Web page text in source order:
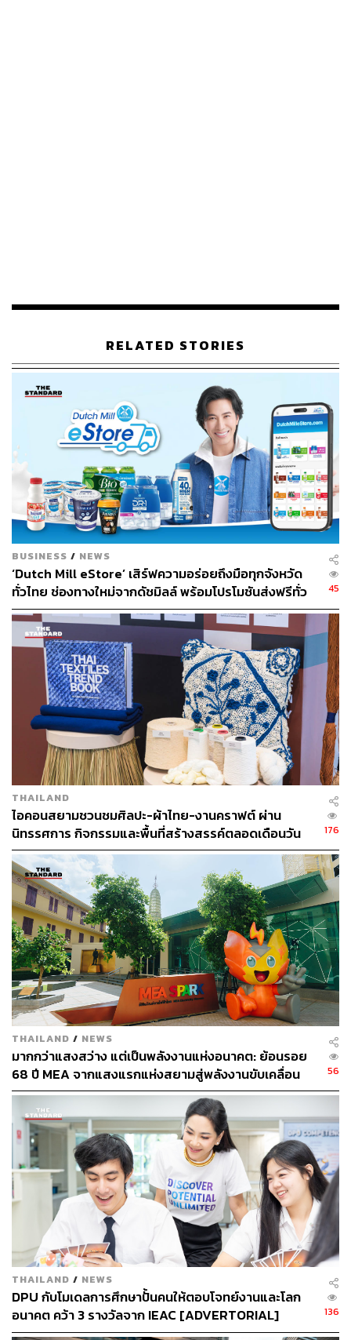
โดยเทคโนโลยีใหม่ที่ว่านี้คือการทดสอบการส่งพิซซ่าด้วย
‘โดรน’ โดยมีเป้าหมายเพื่อให้การส่งพิซซ่าไวยิ่งขึ้น และเพิ่ม
ไลฟ์สไตล์ของลูกค้าที่ล้ำสมัยกว่าเดิม
สำหรับผลการทดสอบนั้นเป็นที่น่าพอใจ ถือเป็นการยกระดับ
การจัดส่งพิซซ่าด้วยเทคโนโลยีใหม่ที่สามารถรักษาคุณภาพ
สินค้าได้ดี และมีความแม่นยำในการควบคุมระยะเวลาใน
การจัดส่ง
RELATED STORIES
BUSINESS / NEWS
‘Dutch Mill eStore’ เสิร์ฟความอร่อยถึงมือทุกจังหวัด
ทั่วไทย ช่องทางใหม่จากดัชมิลล์ พร้อมโปรโมชันส่งฟรีทั่ว
ประเทศ ส่งไว สั่งก่อนเที่ยง ได้ของวันถัดไป ส่งสินค้าแบบ
เย็นตรงจากโรงงาน [ADVERTORIAL]
45
THAILAND
ไอคอนสยามชวนชมศิลปะ-ผ้าไทย-งานคราฟต์ ผ่าน
นิทรรศการ กิจกรรมและพื้นที่สร้างสรรค์ตลอดเดือนวัน
แม่ [ADVERTORIAL]
176
THAILAND / NEWS
มากกว่าแสงสว่าง แต่เป็นพลังงานแห่งอนาคต: ย้อนรอย
68 ปี MEA จากแสงแรกแห่งสยามสู่พลังงานขับเคลื่อน
เมือง ผ่าน MEA SPARK
56
THAILAND / NEWS
DPU กับโมเดลการศึกษาปั้นคนให้ตอบโจทย์งานและโลก
อนาคต คว้า 3 รางวัลจาก IEAC [ADVERTORIAL]
136